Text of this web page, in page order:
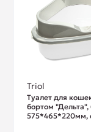
Triol
Туалет для
бортом
575*465*220мм,